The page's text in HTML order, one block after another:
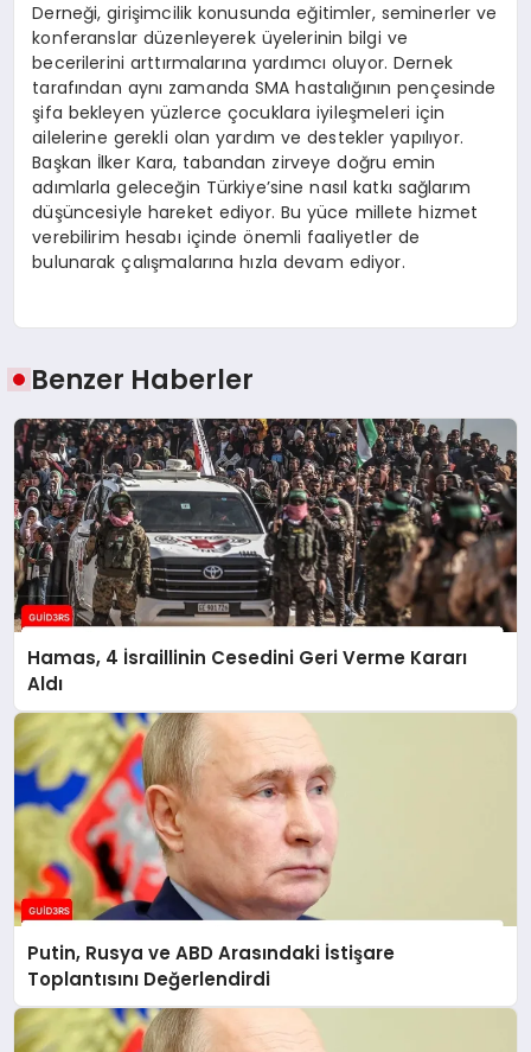
Derneği, girişimcilik konusunda eğitimler, seminerler ve
konferanslar düzenleyerek üyelerinin bilgi ve
becerilerini arttırmalarına yardımcı oluyor. Dernek
tarafından aynı zamanda SMA hastalığının pençesinde
şifa bekleyen yüzlerce çocuklara iyileşmeleri için
ailelerine gerekli olan yardım ve destekler yapılıyor.
Başkan İlker Kara, tabandan zirveye doğru emin
adımlarla geleceğin Türkiye’sine nasıl katkı sağlarım
düşüncesiyle hareket ediyor. Bu yüce millete hizmet
verebilirim hesabı içinde önemli faaliyetler de
bulunarak çalışmalarına hızla devam ediyor.
Benzer Haberler
Hamas, 4 İsraillinin Cesedini Geri Verme Kararı
Aldı
Putin, Rusya ve ABD Arasındaki İstişare
Toplantısını Değerlendirdi